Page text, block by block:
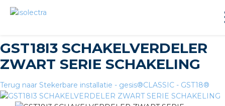
GST18I3 SCHAKELVERDELER
ZWART SERIE SCHAKELING
Terug naar Stekerbare installatie - gesis®CLASSIC - GST18®